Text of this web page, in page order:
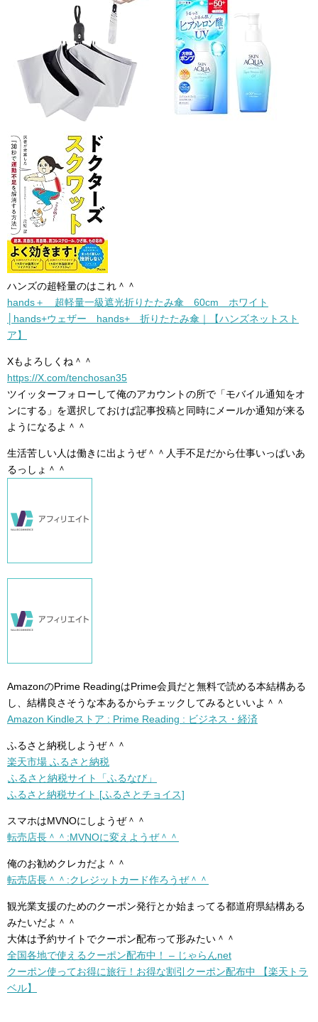
ハンズの超軽量のはこれ＾＾
hands＋ 超軽量一級遮光折りたたみ傘 60cm ホワイト
│hands+ウェザー hands+ 折りたたみ傘｜【ハンズネットスト
ア】
Xもよろしくね＾＾
https://X.com/tenchosan35
ツイッターフォローして俺のアカウントの所で「モバイル通知をオ
ンにする」を選択しておけば記事投稿と同時にメールか通知が来る
ようになるよ＾＾
生活苦しい人は働きに出ようぜ＾＾人手不足だから仕事いっぱいあ
るっしょ＾＾
AmazonのPrime ReadingはPrime会員だと無料で読める本結構ある
し、結構良さそうな本あるからチェックしてみるといいよ＾＾
Amazon Kindleストア : Prime Reading : ビジネス・経済
ふるさと納税しようぜ＾＾
楽天市場 ふるさと納税
ふるさと納税サイト「ふるなび」
ふるさと納税サイト [ふるさとチョイス]
スマホはMVNOにしようぜ＾＾
転売店長＾＾:MVNOに変えようぜ＾＾
俺のお勧めクレカだよ＾＾
転売店長＾＾:クレジットカード作ろうぜ＾＾
観光業支援のためのクーポン発行とか始まってる都道府県結構ある
みたいだよ＾＾
大体は予約サイトでクーポン配布って形みたい＾＾
全国各地で使えるクーポン配布中！ – じゃらんnet
クーポン使ってお得に旅行！お得な割引クーポン配布中 【楽天トラ
ベル】